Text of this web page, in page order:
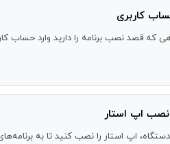
کاربری
که قصد نصب برنامه را دارید وارد حساب
نصب اپ استار
اپ استار را نصب کنید تا به